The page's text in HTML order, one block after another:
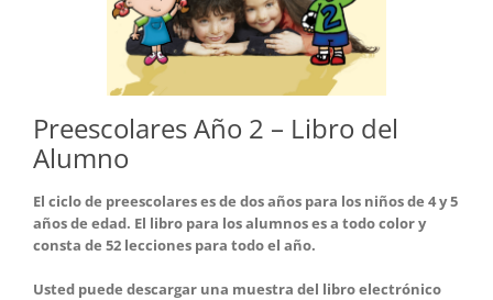
Preescolares Año 2 – Libro del
Alumno
El ciclo de preescolares es de dos años para los niños de 4 y 5
años de edad. El libro para los alumnos es a todo color y
consta de 52 lecciones para todo el año.
Usted puede descargar una muestra del libro electrónico